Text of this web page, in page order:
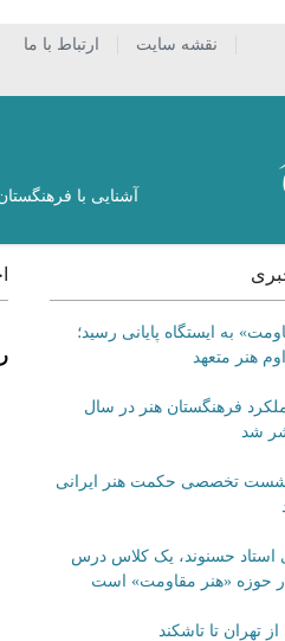
ارتباط با ما نقشه سایت
آشنایی با
به ایستگاه پایانی رسید؛
هنر متعهد
فرهنگستان هنر در سال
تخصصی حکمت هنر ایرانی
استاد حسنوند، یک کلاس درس
در حوزه «هنر مقاومت» است
از تهران تا تاشکند